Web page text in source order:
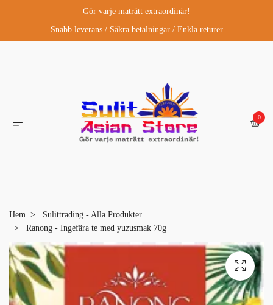
Gör varje maträtt extraordinär!
Snabb leverans / Säkra betalningar / Enkla returer
0
Hem
Sulittrading - Alla Produkter
Ranong - Ingefära te med yuzusmak 70g